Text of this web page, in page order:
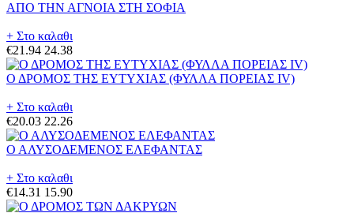
ΑΠΟ ΤΗΝ ΑΓΝΟΙΑ ΣΤΗ ΣΟΦΙΑ
+ Στο καλαθι
€21.94 24.38
Ο ΔΡΟΜΟΣ ΤΗΣ ΕΥΤΥΧΙΑΣ (ΦΥΛΛΑ ΠΟΡΕΙΑΣ IV)
+ Στο καλαθι
€20.03 22.26
Ο ΑΛΥΣΟΔΕΜΕΝΟΣ ΕΛΕΦΑΝΤΑΣ
+ Στο καλαθι
€14.31 15.90